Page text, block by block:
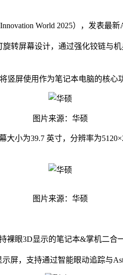
World 2025），发表最新
转屏幕设计，通过强化铰链与
竖屏使用作为笔记本电脑的核心
图片来源：华硕
小为39.7 英寸，分辨率为
图片来源：华硕
裸眼3D显示的笔记本&掌机二合
屏，支持通过智能眼动追踪与